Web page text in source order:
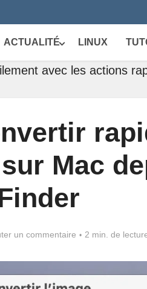
ACTUALITÉ LINUX
avec les actions
Mac
un commentaire 2 min. de